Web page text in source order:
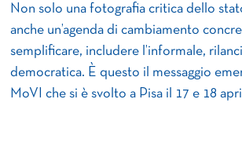
Non solo una fotografia critica dello
anche un’agenda di cambiamento
semplificare, includere l’informale,
democratica. È questo il messaggio
MoVI che si è svolto a Pisa il 17 e 18